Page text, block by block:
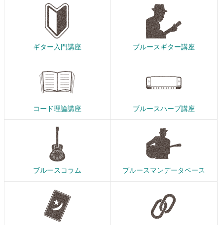
ギター入門講座 ブルースギター講座
コード理論講座 ブルースハープ講座
ブルースコラム ブルースマンデータベース